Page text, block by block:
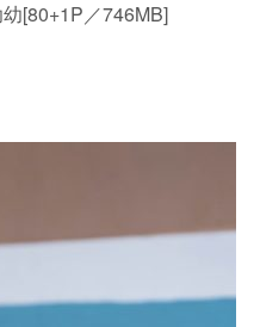
[80+1P／746MB]